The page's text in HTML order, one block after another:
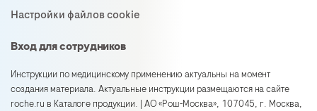
Настройки файлов cookie
Вход для сотрудников
Инструкции по медицинскому применению актуальны на момент
создания материала. Актуальные инструкции размещаются на сайте
roche.ru в Каталоге продукции. | АО «Рош-Москва», 107045, г. Москва,